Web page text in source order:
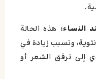
النساء: هذه الحالة
وتسبب زيادة في
إلى ترقق الشعر أو